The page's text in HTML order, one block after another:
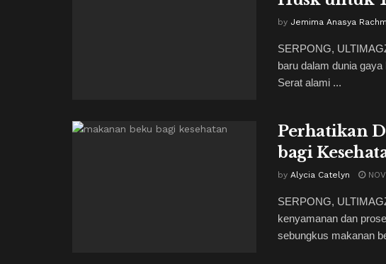
by Jemima Anasya
SERPONG,
baru dalam dunia
Serat alami ...
Perhatikan
bagi
by Alycia Catelyn
SERPONG,
kenyamanan dan
sebungkus makanan